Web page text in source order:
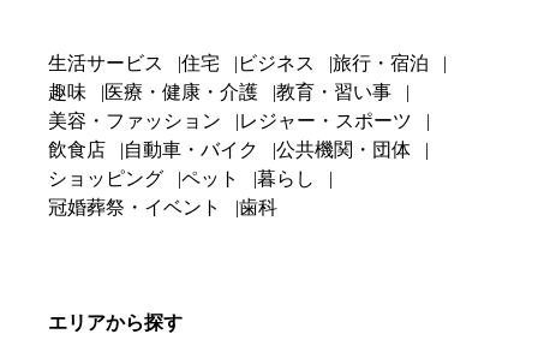
生活サービス 住宅 ビジネス
旅行・宿泊
趣味
医療・健康・介護
教育・習い事
美容・ファッション
レジャー・スポーツ
飲食店
自動車・バイク
公共機関・団体
ショッピング
ペット
暮らし
冠婚葬祭・イベント
歯科
エリアから探す